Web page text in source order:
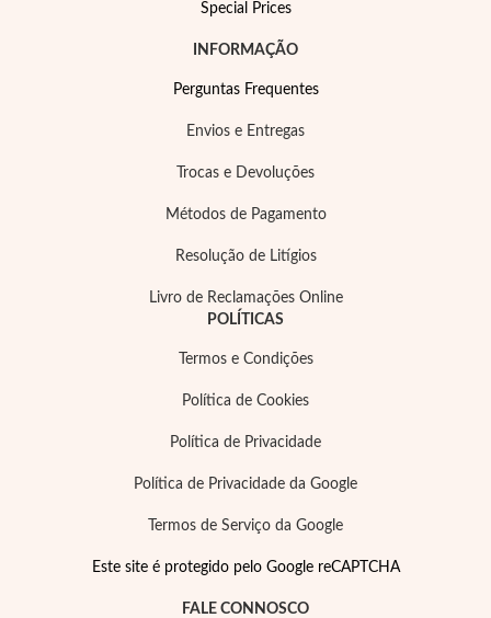
Joias de Festa
Special Prices
INFORMAÇÃO
Perguntas Frequentes
Envios e Entregas
Trocas e Devoluções
Métodos de Pagamento
Resolução de Litígios
Livro de Reclamações Online
POLÍTICAS
Termos e Condições
Política de Cookies
Política de Privacidade
Política de Privacidade da Google
Termos de Serviço da Google
Este site é protegido pelo Google reCAPTCHA
FALE CONNOSCO